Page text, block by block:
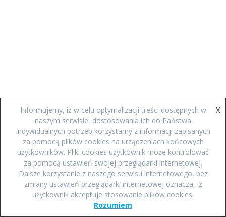
Informujemy, iż w celu optymalizacji treści dostępnych w
naszym serwisie, dostosowania ich do Państwa
indywidualnych potrzeb korzystamy z informacji zapisanych
za pomocą plików cookies na urządzeniach końcowych
użytkowników. Pliki cookies użytkownik może kontrolować
za pomocą ustawień swojej przeglądarki internetowej.
Dalsze korzystanie z naszego serwisu internetowego, bez
zmiany ustawień przeglądarki internetowej oznacza, iż
użytkownik akceptuje stosowanie plików cookies.
X
Rozumiem